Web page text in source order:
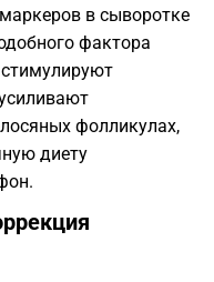
в сыворотке
фактора
фолликулах,
диету